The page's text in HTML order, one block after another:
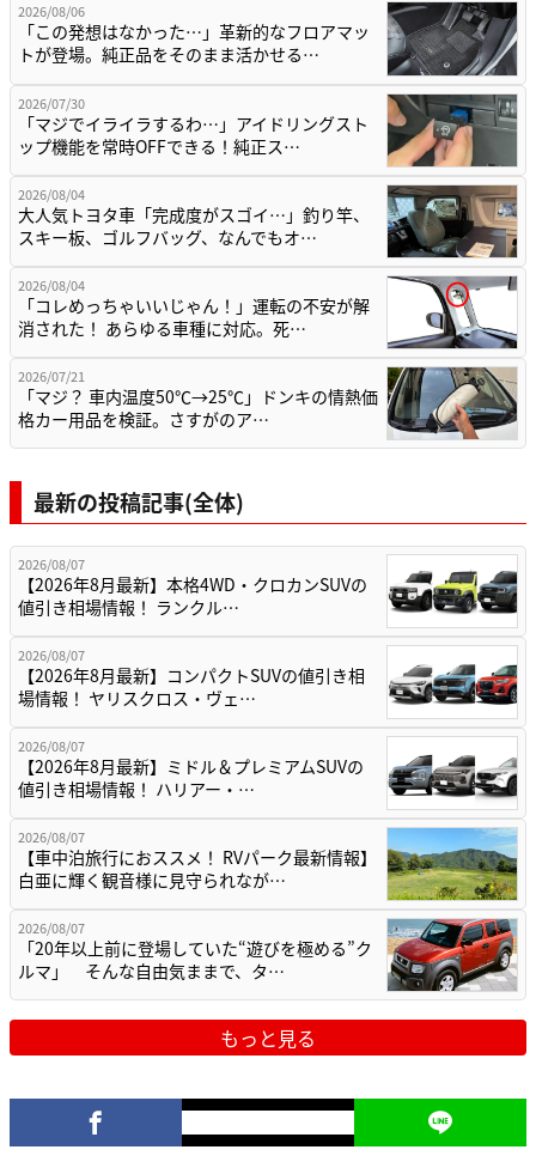
2026/08/06
「この発想はなかった…」革新的なフロアマッ
トが登場。純正品をそのまま活かせる…
2026/07/30
「マジでイライラするわ…」アイドリングスト
ップ機能を常時OFFできる！純正ス…
2026/08/04
大人気トヨタ車「完成度がスゴイ…」釣り竿、
スキー板、ゴルフバッグ、なんでもオ…
2026/08/04
「コレめっちゃいいじゃん！」運転の不安が解
消された！ あらゆる車種に対応。死…
2026/07/21
「マジ？ 車内温度50℃→25℃」ドンキの情熱価
格カー用品を検証。さすがのア…
最新の投稿記事(全体)
2026/08/07
【2026年8月最新】本格4WD・クロカンSUVの
値引き相場情報！ ランクル…
2026/08/07
【2026年8月最新】コンパクトSUVの値引き相
場情報！ ヤリスクロス・ヴェ…
2026/08/07
【2026年8月最新】ミドル＆プレミアムSUVの
値引き相場情報！ ハリアー・…
2026/08/07
【車中泊旅行におススメ！ RVパーク最新情報】
白亜に輝く観音様に見守られなが…
2026/08/07
「20年以上前に登場していた“遊びを極める”ク
ルマ」 そんな自由気ままで、タ…
もっと見る